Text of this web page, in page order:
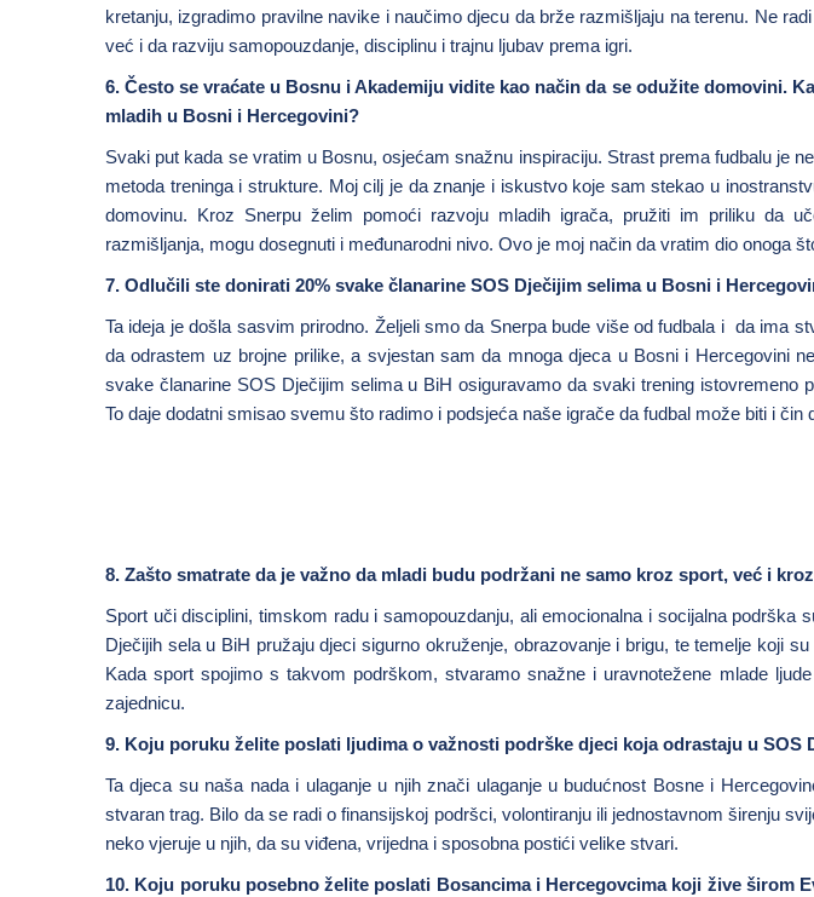
kretanju, izgradimo pravilne navike i naučimo djecu da brže razmišljaju na terenu. Ne
već i da razviju samopouzdanje, disciplinu i trajnu ljubav prema igri.
6. Često se vraćate u Bosnu i Akademiju vidite kao način da se odužite domovini.
mladih u Bosni i Hercegovini?
Svaki put kada se vratim u Bosnu, osjećam snažnu inspiraciju. Strast prema fudbalu je
metoda treninga i strukture. Moj cilj je da znanje i iskustvo koje sam stekao u
domovinu. Kroz Snerpu želim pomoći razvoju mladih igrača, pružiti im priliku da
razmišljanja, mogu dosegnuti i međunarodni nivo. Ovo je moj način da vratim dio onoga
7. Odlučili ste donirati 20% svake članarine SOS Dječijim selima u Bosni i
Ta ideja je došla sasvim prirodno. Željeli smo da Snerpa bude više od fudbala i da ima
da odrastem uz brojne prilike, a svjestan sam da mnoga djeca u Bosni i Hercegovini
svake članarine SOS Dječijim selima u BiH osiguravamo da svaki trening istovremeno
To daje dodatni smisao svemu što radimo i podsjeća naše igrače da fudbal može biti i čin
8. Zašto smatrate da je važno da mladi budu podržani ne samo kroz sport, već i
Sport uči disciplini, timskom radu i samopouzdanju, ali emocionalna i socijalna podrška
Dječijih sela u BiH pružaju djeci sigurno okruženje, obrazovanje i brigu, te temelje koji
Kada sport spojimo s takvom podrškom, stvaramo snažne i uravnotežene mlade
zajednicu.
9. Koju poruku želite poslati ljudima o važnosti podrške djeci koja odrastaju u SOS
Ta djeca su naša nada i ulaganje u njih znači ulaganje u budućnost Bosne i
stvaran trag. Bilo da se radi o finansijskoj podršci, volontiranju ili jednostavnom širenju
neko vjeruje u njih, da su viđena, vrijedna i sposobna postići velike stvari.
10. Koju poruku posebno želite poslati Bosancima i Hercegovcima koji žive širom